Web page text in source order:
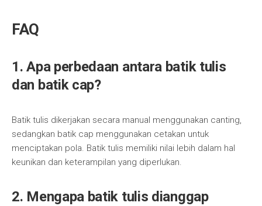
FAQ
1. Apa perbedaan antara batik tulis
dan batik cap?
Batik tulis dikerjakan secara manual menggunakan canting,
sedangkan batik cap menggunakan cetakan untuk
menciptakan pola. Batik tulis memiliki nilai lebih dalam hal
keunikan dan keterampilan yang diperlukan.
2. Mengapa batik tulis dianggap